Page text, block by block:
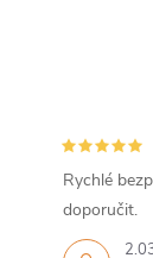
Rychlé
doporučit.